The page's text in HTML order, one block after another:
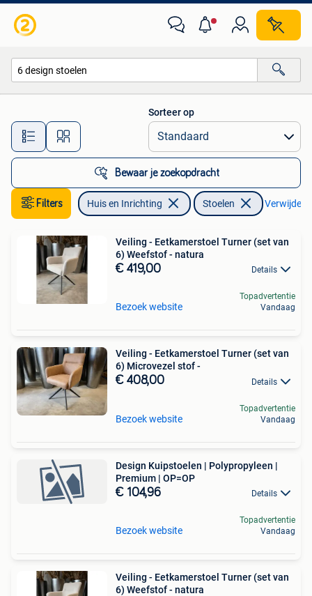
Alle afstanden…
Sorteer op
Bewaar je zoekopdracht
Filters Huis en Inrichting Stoelen Verwijder
Veiling - Eetkamerstoel Turner (set van
6) Weefstof - natura
€ 419,00 Details
Bezoek website
Topadvertentie
Vandaag
Veiling - Eetkamerstoel Turner (set van
6) Microvezel stof -
€ 408,00 Details
Bezoek website
Topadvertentie
Vandaag
Design Kuipstoelen | Polypropyleen |
Premium | OP=OP
€ 104,96 Details
Bezoek website
Topadvertentie
Vandaag
Veiling - Eetkamerstoel Turner (set van
6) Weefstof - natura